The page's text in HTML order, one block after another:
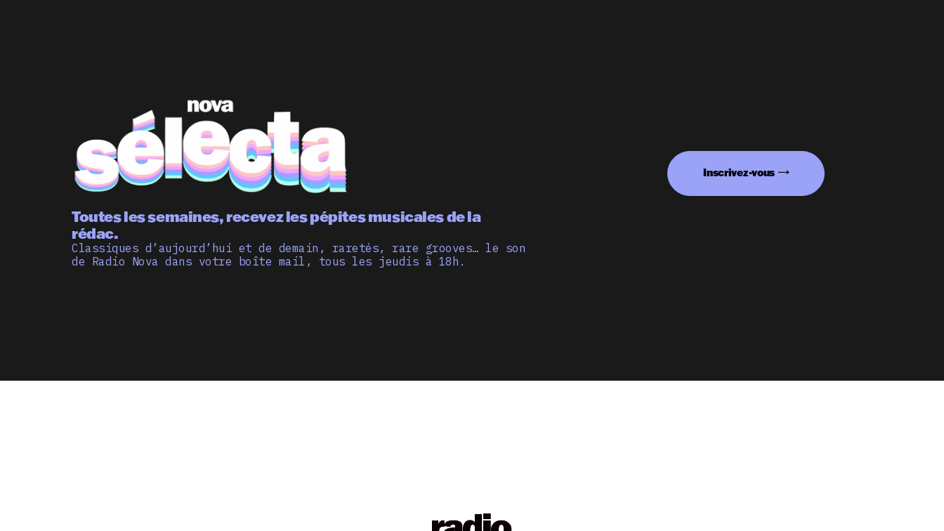
Toutes les semaines, recevez les pépites musicales de la
rédac.
Classiques d’aujourd’hui et de demain, raretés, rare grooves… le son
de Radio Nova dans votre boîte mail, tous les jeudis à 18h.
Inscrivez-vous